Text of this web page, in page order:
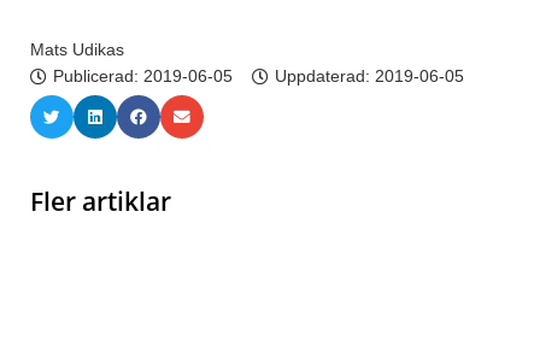
Mats Udikas
Publicerad: 2019-06-05 Uppdaterad: 2019-06-05
Fler artiklar